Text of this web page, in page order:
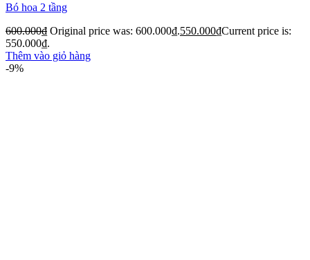
Bó hoa 2 tầng
600.000₫ Original price was: 600.000₫.550.000₫Current price is:
550.000₫.
Thêm vào giỏ hàng
-9%